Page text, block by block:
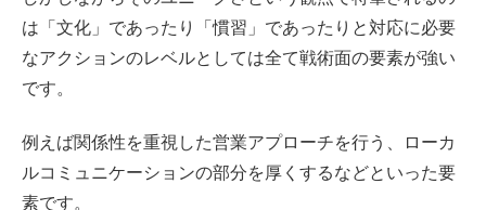
は「文化」であったり「慣習」であったりと対応に必要
なアクションのレベルとしては全て戦術面の要素が強い
です。
例えば関係性を重視した営業アプローチを行う、ローカ
ルコミュニケーションの部分を厚くするなどといった要
素です。